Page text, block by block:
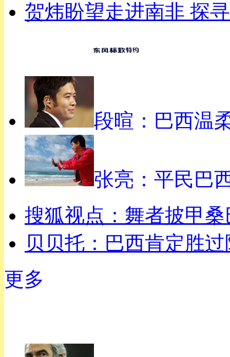
贺炜盼望走进南非 探
段暄：巴西温
张亮：平民巴
搜狐视点：舞者披甲
贝贝托：巴西肯定胜
更多